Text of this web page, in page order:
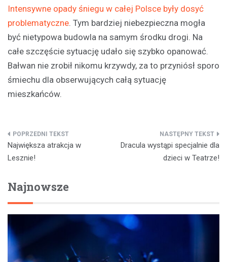
Intensywne opady śniegu w całej Polsce były dosyć
problematyczne. Tym bardziej niebezpieczna mogła
być nietypowa budowla na samym środku drogi. Na
całe szczęście sytuację udało się szybko opanować.
Bałwan nie zrobił nikomu krzywdy, za to przyniósł sporo
śmiechu dla obserwujących całą sytuację
mieszkańców.
Nawigacja
wpisu
Największa atrakcja w
Lesznie!
Dracula wystąpi specjalnie dla
dzieci w Teatrze!
Najnowsze